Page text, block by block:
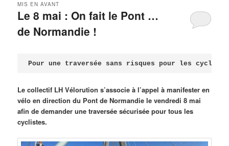
Le 8 mai : On fait le Pont …
de Normandie !
MIS EN AVANT
Pour une traversée sans risques pour les
Le collectif LH Vélorution s’associe à l’appel à manifester en
vélo en direction du Pont de Normandie le vendredi 8 mai
afin de demander une traversée sécurisée pour tous les
cyclistes.